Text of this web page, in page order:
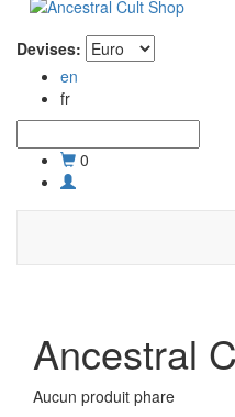
Devises:
en
fr
0
Ancestral
Aucun produit phare